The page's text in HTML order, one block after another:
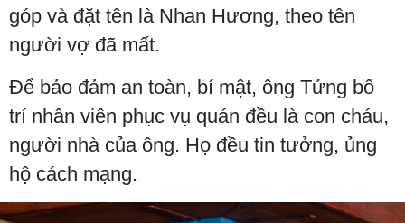
góp và đặt tên là Nhan Hương, theo tên
người vợ đã mất.
Để bảo đảm an toàn, bí mật, ông Tửng bố
trí nhân viên phục vụ quán đều là con cháu,
người nhà của ông. Họ đều tin tưởng, ủng
hộ cách mạng.